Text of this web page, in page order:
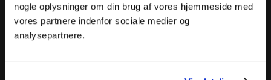
nogle oplysninger om din brug af vores hjemmeside med
vores partnere indenfor sociale medier og
analysepartnere.
Dansk Sprognævn
Adelgade 119 B
5400 Bogense